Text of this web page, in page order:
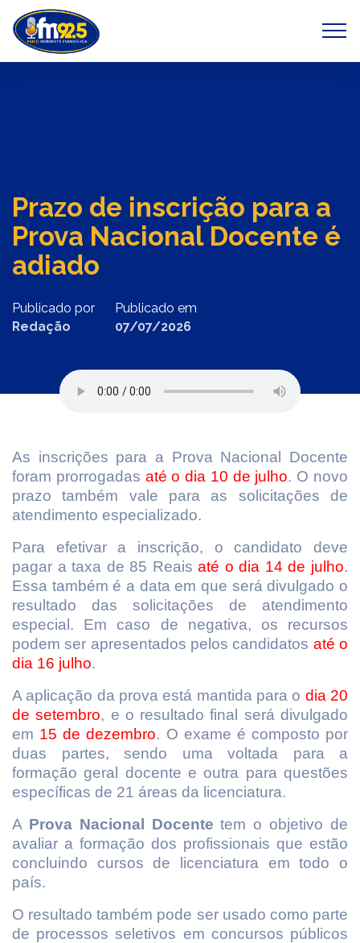
Previous Next
Prazo de inscrição para a
Prova Nacional Docente é
adiado
Publicado por
Redação
Publicado em
07/07/2026
As inscrições para a Prova Nacional Docente
foram prorrogadas até o dia 10 de julho. O novo
prazo também vale para as solicitações de
atendimento especializado.
Para efetivar a inscrição, o candidato deve
pagar a taxa de 85 Reaisaté o dia 14 de julho.
Essa também é a data em que será divulgado o
resultado das solicitações de atendimento
especial. Em caso de negativa, os recursos
podem ser apresentados pelos candidatos até o
dia 16 julho.
A aplicação da prova está mantida para o dia 20
de setembro, e o resultado final será divulgado
em 15 de dezembro. O exame é composto por
duas partes, sendo uma voltada para a
formação geral docente e outra para questões
específicas de 21 áreas da licenciatura.
A Prova Nacional Docente tem o objetivo de
avaliar a formação dos profissionais que estão
concluindo cursos de licenciatura em todo o
país.
O resultado também pode ser usado como parte
de processos seletivos em concursos públicos